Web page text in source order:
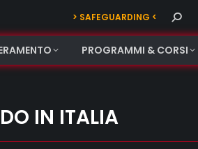
> SAFEGUARDING < Search:
PROGRAMMI & CORSI
IN ITALIA